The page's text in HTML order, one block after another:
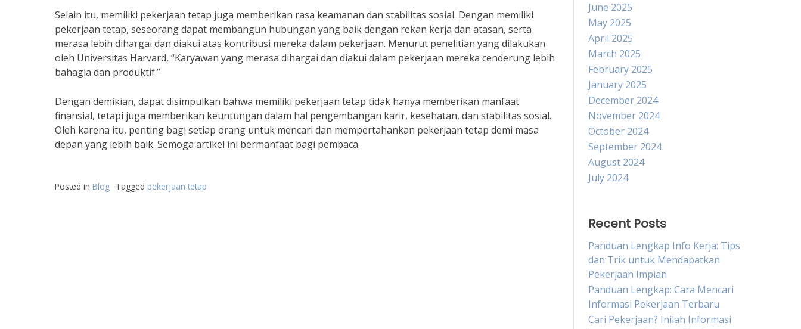
Selain itu, memiliki pekerjaan tetap juga memberikan rasa keamanan dan stabilitas sosial. Dengan memiliki
pekerjaan tetap, seseorang dapat membangun hubungan yang baik dengan rekan kerja dan atasan, serta
merasa lebih dihargai dan diakui atas kontribusi mereka dalam pekerjaan. Menurut penelitian yang dilakukan
oleh Universitas Harvard, “Karyawan yang merasa dihargai dan diakui dalam pekerjaan mereka cenderung lebih
bahagia dan produktif.”
Dengan demikian, dapat disimpulkan bahwa memiliki pekerjaan tetap tidak hanya memberikan manfaat
finansial, tetapi juga memberikan keuntungan dalam hal pengembangan karir, kesehatan, dan stabilitas sosial.
Oleh karena itu, penting bagi setiap orang untuk mencari dan mempertahankan pekerjaan tetap demi masa
depan yang lebih baik. Semoga artikel ini bermanfaat bagi pembaca.
Posted in Blog Tagged pekerjaan tetap
June 2025
May 2025
April 2025
March 2025
February 2025
January 2025
December 2024
November 2024
October 2024
September 2024
August 2024
July 2024
Recent Posts
Panduan Lengkap Info Kerja: Tips
dan Trik untuk Mendapatkan
Pekerjaan Impian
Panduan Lengkap: Cara Mencari
Informasi Pekerjaan Terbaru
Cari Pekerjaan? Inilah Informasi